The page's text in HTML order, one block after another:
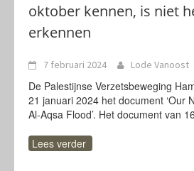
oktober kennen, is niet
erkennen
7 februari 2024 Lode Vanoost
De Palestijnse Verzetsbeweging
21 januari 2024 het document ‘Our
Al-Aqsa Flood’. Het document van
Lees verder